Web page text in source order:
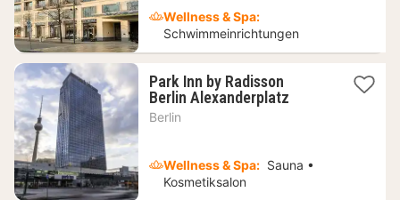
Wellness & Spa:
Schwimmeinrichtungen
Park Inn by Radisson
Berlin Alexanderplatz1
€
Berlin
Wellness & Spa: Sauna •
Kosmetiksalon